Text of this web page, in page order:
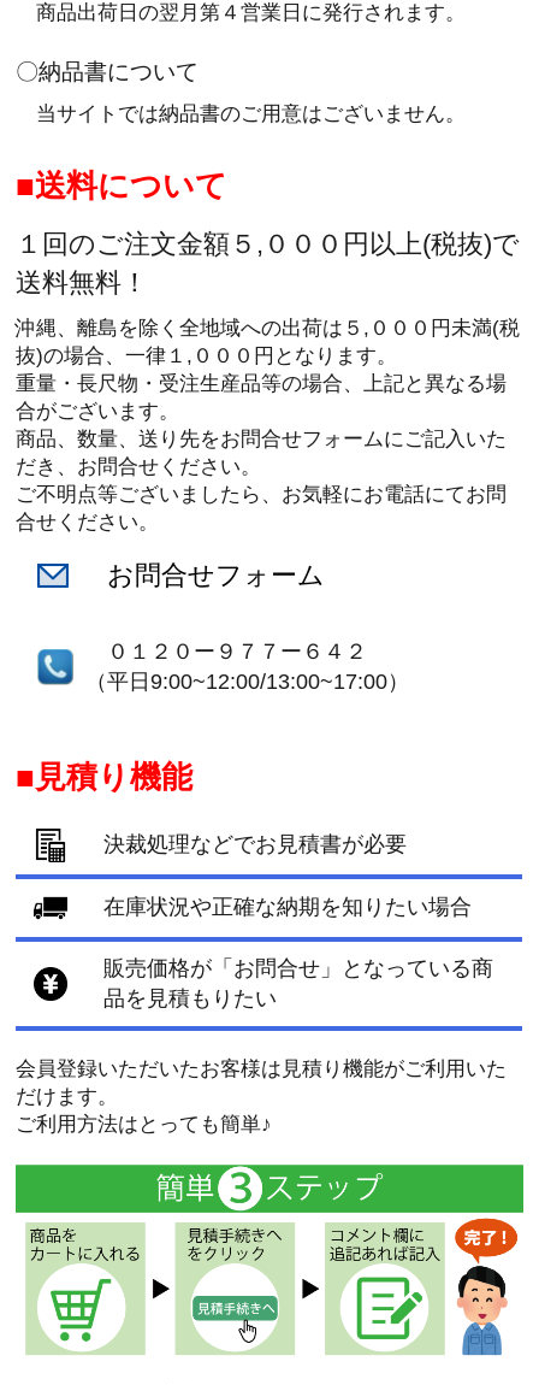
商品出荷日の翌月第４営業日に発行されます。
〇納品書について
当サイトでは納品書のご用意はございません。
送料について
１回のご注文金額５,０００円以上(税抜)で
送料無料！
沖縄、離島を除く全地域への出荷は５,０００円未満(税
抜)の場合、一律１,０００円となります。
重量・長尺物・受注生産品等の場合、上記と異なる場
合がございます。
商品、数量、送り先をお問合せフォームにご記入いた
だき、お問合せください。
ご不明点等ございましたら、お気軽にお電話にてお問
合せください。
お問合せフォーム
０１２０ー９７７ー６４２
（平日9:00~12:00/13:00~17:00）
見積り機能
決裁処理などでお見積書が必要
在庫状況や正確な納期を知りたい場合
販売価格が「お問合せ」となっている商
品を見積もりたい
会員登録いただいたお客様は見積り機能がご利用いた
だけます。
ご利用方法はとっても簡単♪